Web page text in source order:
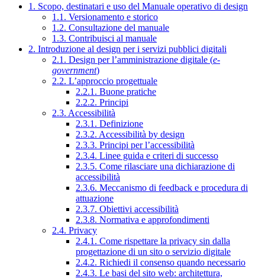
1. Scopo, destinatari e uso del Manuale operativo di design
1.1. Versionamento e storico
1.2. Consultazione del manuale
1.3. Contribuisci al manuale
2. Introduzione al design per i servizi pubblici digitali
2.1. Design per l’amministrazione digitale (e-
government)
2.2. L’approccio progettuale
2.2.1. Buone pratiche
2.2.2. Principi
2.3. Accessibilità
2.3.1. Definizione
2.3.2. Accessibilità by design
2.3.3. Principi per l’accessibilità
2.3.4. Linee guida e criteri di successo
2.3.5. Come rilasciare una dichiarazione di
accessibilità
2.3.6. Meccanismo di feedback e procedura di
attuazione
2.3.7. Obiettivi accessibilità
2.3.8. Normativa e approfondimenti
2.4. Privacy
2.4.1. Come rispettare la privacy sin dalla
progettazione di un sito o servizio digitale
2.4.2. Richiedi il consenso quando necessario
2.4.3. Le basi del sito web: architettura,